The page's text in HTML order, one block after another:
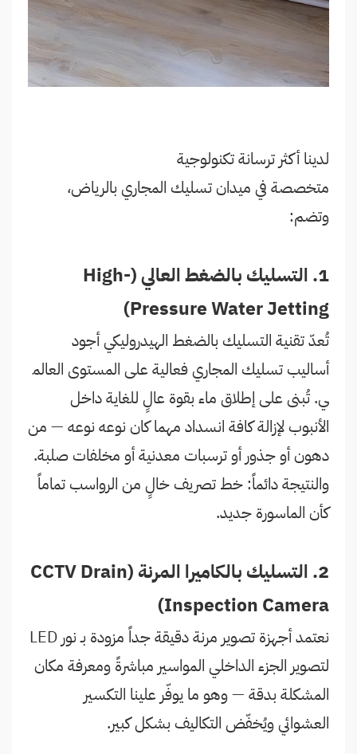
لدينا أكثر ترسانة تكنولوجية
متخصصة في ميدان تسليك المجاري بالرياض،
وتضم:
1. التسليك بالضغط العالي (High-
Pressure Water Jetting)
تُعدّ تقنية التسليك بالضغط الهيدروليكي أجود
أساليب تسليك المجاري فعالية على المستوى العالم
ي. تُبنى على إطلاق ماء بقوة عالٍ للغاية داخل
الأنبوب لإزالة كافة انسداد مهما كان نوعه نوعه — من
دهون أو جذور أو ترسبات معدنية أو مخلفات صلبة.
والنتيجة دائماً: خط تصريف خالٍ من الرواسب تماماً
كأن الماسورة جديد.
2. التسليك بالكاميرا المرنة (CCTV Drain
Inspection Camera)
نعتمد أجهزة تصوير مرنة دقيقة جداً مزودة بـ نور LED
لتصوير الجزء الداخلي المواسير مباشرةً ومعرفة مكان
المشكلة بدقة — وهو ما يوفّر علينا التكسير
العشوائي ويُخفّض التكاليف بشكل كبير.